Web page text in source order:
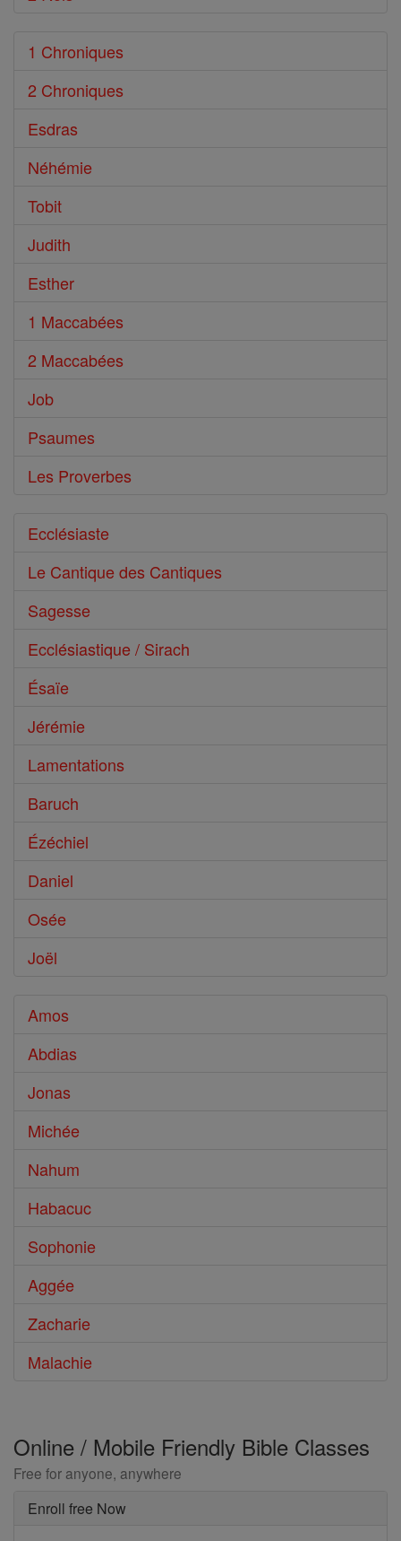
1 Chroniques
2 Chroniques
Esdras
Néhémie
Tobit
Judith
Esther
1 Maccabées
2 Maccabées
Job
Psaumes
Les Proverbes
Ecclésiaste
Le Cantique des Cantiques
Sagesse
Ecclésiastique / Sirach
Ésaïe
Jérémie
Lamentations
Baruch
Ézéchiel
Daniel
Osée
Joël
Amos
Abdias
Jonas
Michée
Nahum
Habacuc
Sophonie
Aggée
Zacharie
Malachie
Online / Mobile Friendly Bible Classes
Free for anyone, anywhere
Enroll free Now